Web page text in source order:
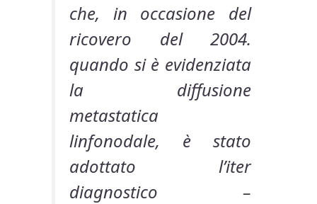
che, in occasione del
ricovero del 2004.
quando si è evidenziata
la diffusione
metastatica
linfonodale, è stato
adottato l’iter
diagnostico –